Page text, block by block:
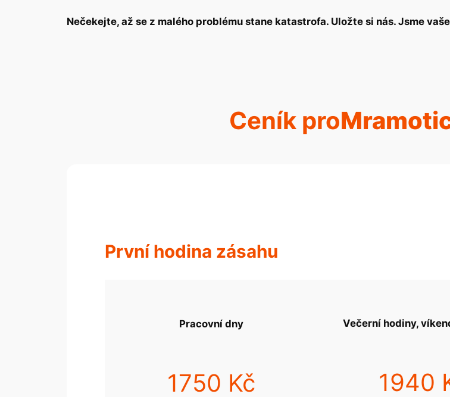
Nečekejte, až se z malého problému stane katastrofa. Uložte si nás. Jsme
Ceník pro
První hodina zásahu
Pracovní dny
1750 Kč
Večerní hodiny,
1940